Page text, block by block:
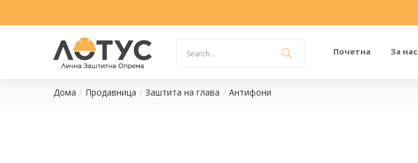
Почетна За нас
Дома Продавница Заштита на глава Антифони